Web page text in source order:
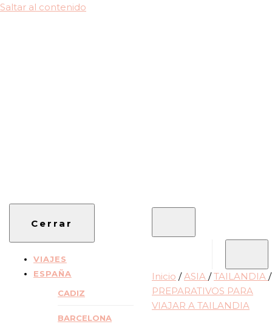
Saltar al contenido
cuxitravel.com
Cerrar
VIAJES
ESPAÑA
CADIZ
BARCELONA
Inicio / ASIA / TAILANDIA /
PREPARATIVOS PARA
VIAJAR A TAILANDIA